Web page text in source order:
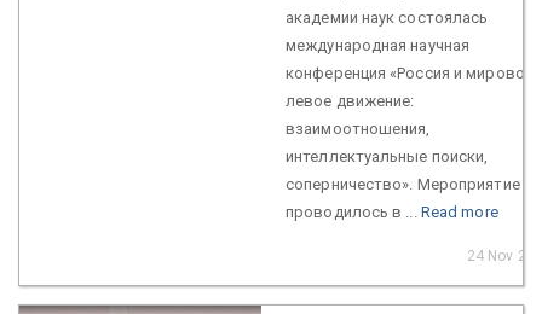
академии наук состоялась
международная научная
конференция «Россия и мировое
левое движение:
взаимоотношения,
интеллектуальные поиски,
соперничество». Мероприятие
проводилось в ... Read more
24 Nov